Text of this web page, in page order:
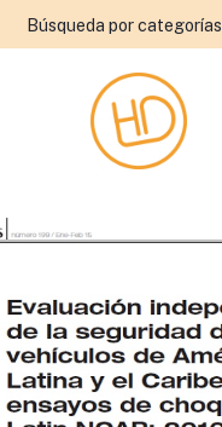
Búsqueda por categorías